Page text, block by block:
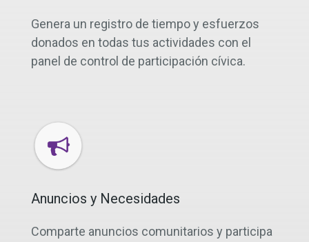
Genera un registro de tiempo y esfuerzos
donados en todas tus actividades con el
panel de control de participación cívica.
Anuncios y Necesidades
Comparte anuncios comunitarios y participa